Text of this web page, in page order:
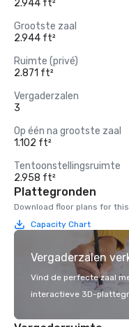
2.944 ft²
Grootste zaal
2.944 ft²
Ruimte (privé)
2.871 ft²
Vergaderzalen
3
Op één na grootste zaal
1.102 ft²
Tentoonstellingsruimte
2.958 ft²
Plattegronden
Download floor plans for
Capacity Chart
Vergaderzalen
Vind de perfecte zaal
interactieve 3D-